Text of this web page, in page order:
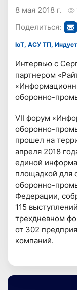
8 мая 2018 г.
Поделиться:
IoT, АСУ ТП,
Интервью с
партнером
оборонно-
VII форум
оборонно-
прошел на
апреля 2018
единой
площадкой для
оборонно-
Федерации,
115
трехдневном
от 302
компаний.